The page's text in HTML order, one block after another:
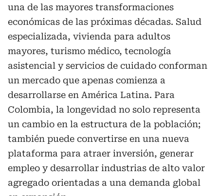
una de las mayores transformaciones
económicas de las próximas décadas. Salud
especializada, vivienda para adultos
mayores, turismo médico, tecnología
asistencial y servicios de cuidado conforman
un mercado que apenas comienza a
desarrollarse en América Latina. Para
Colombia, la longevidad no solo representa
un cambio en la estructura de la población;
también puede convertirse en una nueva
plataforma para atraer inversión, generar
empleo y desarrollar industrias de alto valor
agregado orientadas a una demanda global